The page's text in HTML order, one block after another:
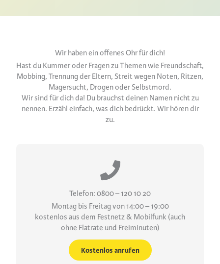
Wir haben ein offenes Ohr für dich!
Hast du Kummer oder Fragen zu Themen wie Freundschaft,
Mobbing, Trennung der Eltern, Streit wegen Noten, Ritzen,
Magersucht, Drogen oder Selbstmord.
Wir sind für dich da! Du brauchst deinen Namen nicht zu
nennen. Erzähl einfach, was dich bedrückt. Wir hören dir
zu.
Telefon: 0800 – 120 10 20
Montag bis Freitag von 14:00 – 19:00
kostenlos aus dem Festnetz & Mobilfunk (auch
ohne Flatrate und Freiminuten)
Kostenlos anrufen